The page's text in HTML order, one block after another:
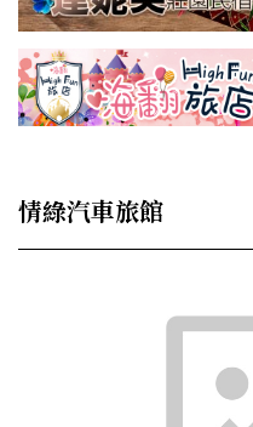
情綠汽車旅館